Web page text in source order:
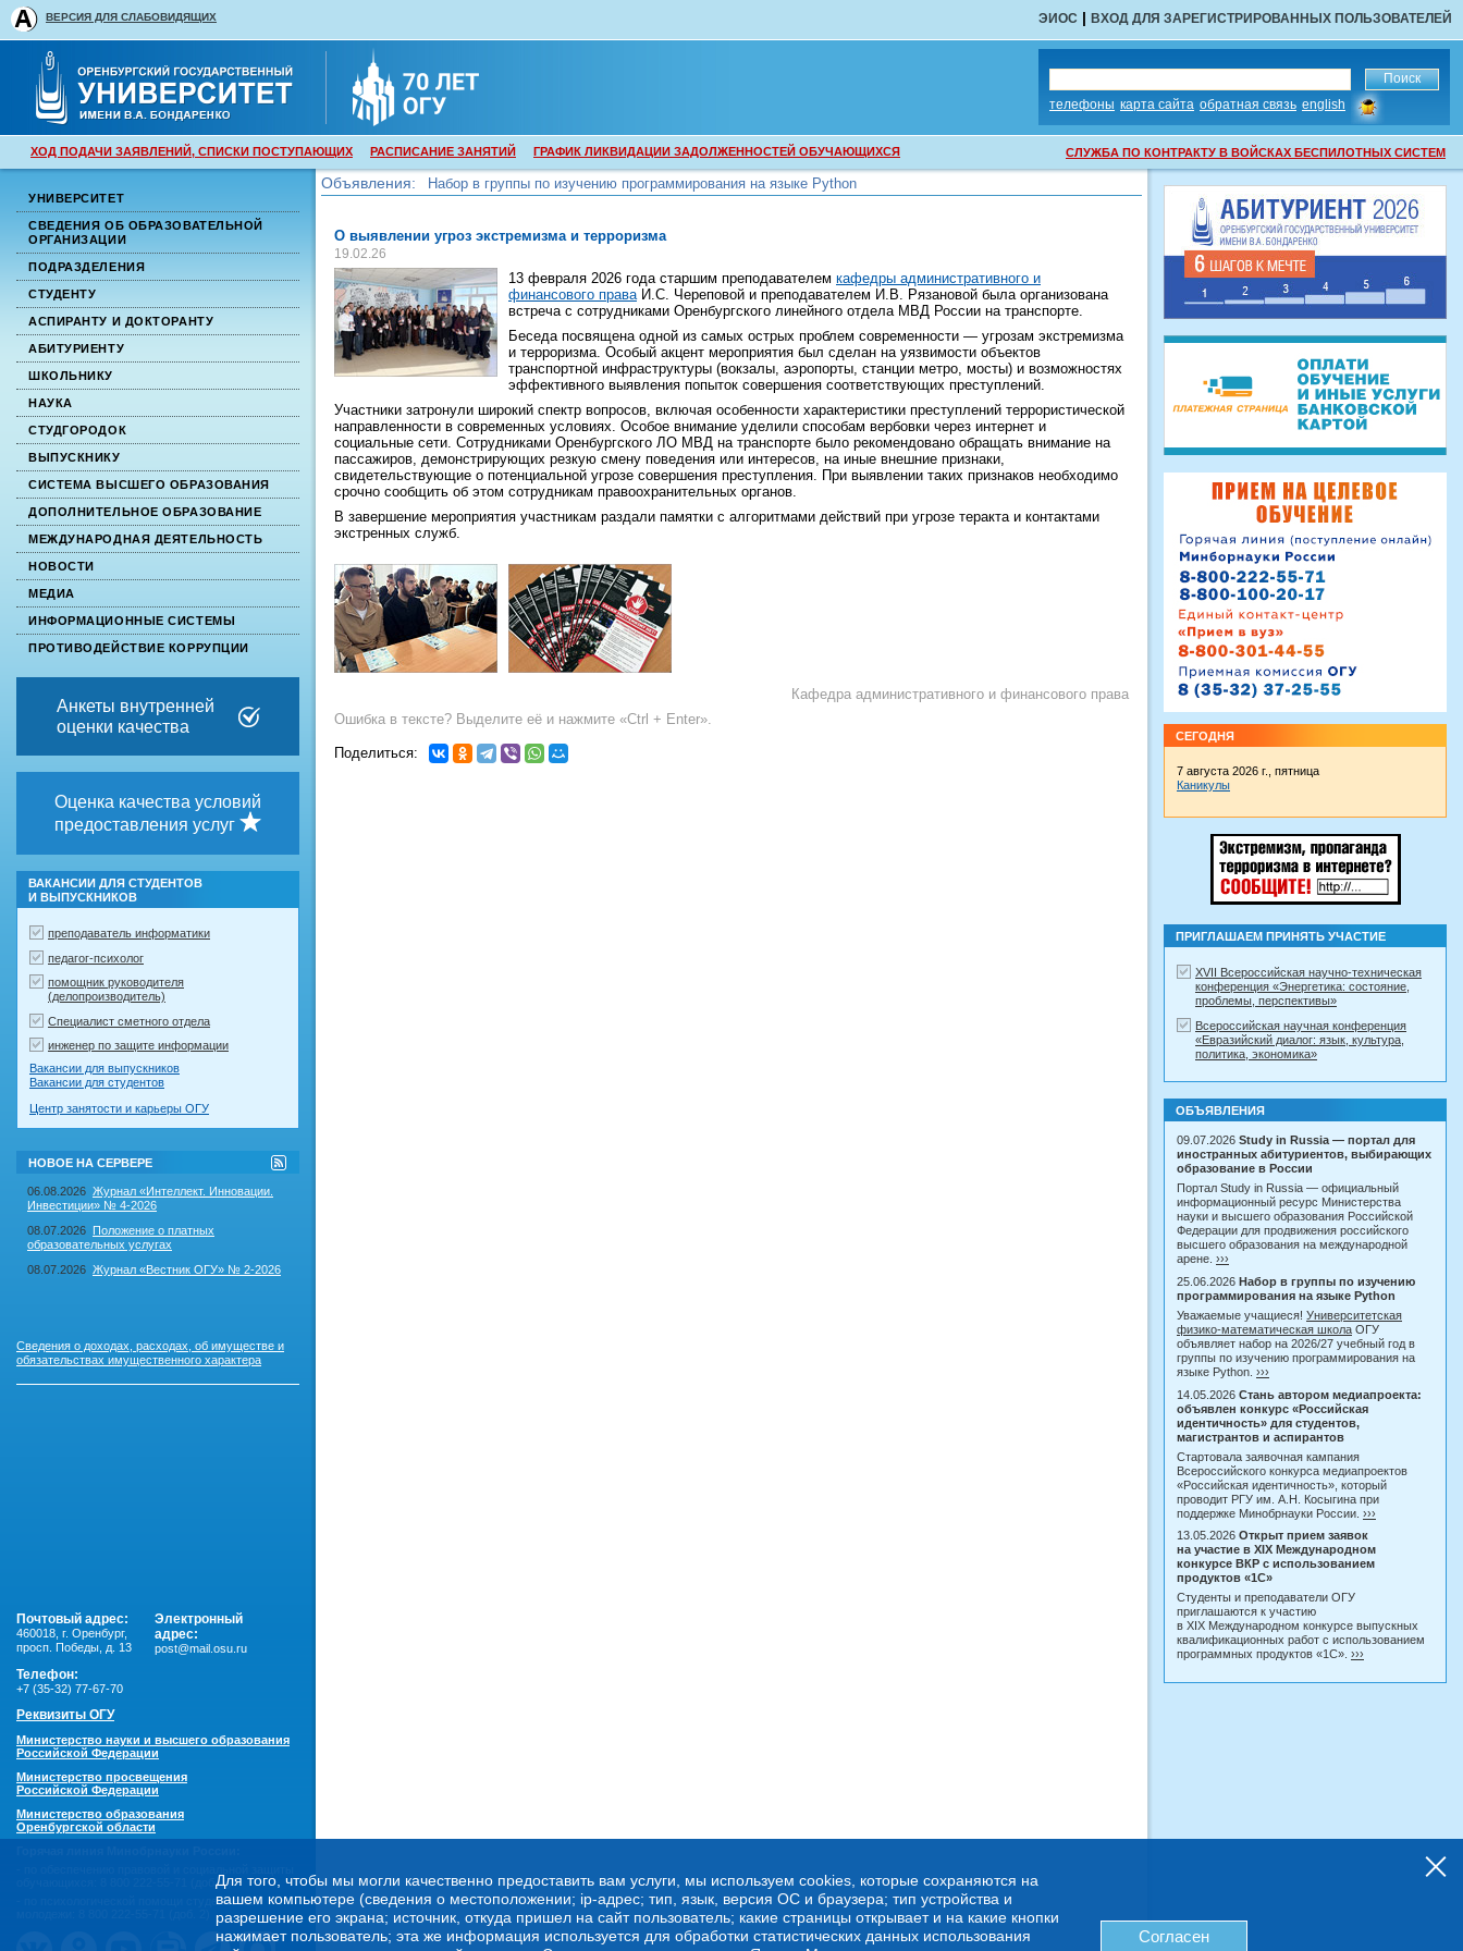
ЭИОС | ВХОД ДЛЯ ЗАРЕГИСТРИРОВАННЫХ ПОЛЬЗОВАТЕЛЕЙ
ВЕРСИЯ ДЛЯ СЛАБОВИДЯЩИХ
телефоны карта сайта обратная связь english
сообщить
об
ошибке
СЛУЖБА ПО КОНТРАКТУ В ВОЙСКАХ БЕСПИЛОТНЫХ СИСТЕМ
ХОД ПОДАЧИ ЗАЯВЛЕНИЙ, СПИСКИ ПОСТУПАЮЩИХ РАСПИСАНИЕ ЗАНЯТИЙ ГРАФИК ЛИКВИДАЦИИ ЗАДОЛЖЕННОСТЕЙ ОБУЧАЮЩИХСЯ
УНИВЕРСИТЕТ
СВЕДЕНИЯ ОБ ОБРАЗОВАТЕЛЬНОЙ
ОРГАНИЗАЦИИ
ПОДРАЗДЕЛЕНИЯ
СТУДЕНТУ
АСПИРАНТУ И ДОКТОРАНТУ
АБИТУРИЕНТУ
ШКОЛЬНИКУ
НАУКА
СТУДГОРОДОК
ВЫПУСКНИКУ
СИСТЕМА ВЫСШЕГО ОБРАЗОВАНИЯ
ДОПОЛНИТЕЛЬНОЕ ОБРАЗОВАНИЕ
МЕЖДУНАРОДНАЯ ДЕЯТЕЛЬНОСТЬ
НОВОСТИ
МЕДИА
ИНФОРМАЦИОННЫЕ СИСТЕМЫ
ПРОТИВОДЕЙСТВИЕ КОРРУПЦИИ
Анкеты внутренней
оценки качества
Оценка качества условий
предоставления услуг
ВАКАНСИИ ДЛЯ СТУДЕНТОВ
И ВЫПУСКНИКОВ
преподаватель информатики
педагог-психолог
помощник руководителя
(делопроизводитель)
Специалист сметного отдела
инженер по защите информации
Вакансии для выпускников
Вакансии для студентов
Центр занятости и карьеры ОГУ
НОВОЕ НА СЕРВЕРЕ
RSS-
лента
на
06.08.2026 Журнал «Интеллект. Инновации.
Инвестиции» № 4-2026
08.07.2026 Положение о платных
образовательных услугах
08.07.2026 Журнал «Вестник ОГУ» № 2-2026
Объявления:
Набор в группы по изучению программирования на языке Python
О выявлении угроз экстремизма и терроризма
19.02.26
13 февраля 2026 года старшим преподавателем кафедры административного и
финансового права И.С. Череповой и преподавателем И.В. Рязановой была организована
встреча с сотрудниками Оренбургского линейного отдела МВД России на транспорте.
Беседа посвящена одной из самых острых проблем современности — угрозам экстремизма
и терроризма. Особый акцент мероприятия был сделан на уязвимости объектов
транспортной инфраструктуры (вокзалы, аэропорты, станции метро, мосты) и возможностях
эффективного выявления попыток совершения соответствующих преступлений.
Участники затронули широкий спектр вопросов, включая особенности характеристики преступлений террористической
направленности в современных условиях. Особое внимание уделили способам вербовки через интернет и
социальные сети. Сотрудниками Оренбургского ЛО МВД на транспорте было рекомендовано обращать внимание на
пассажиров, демонстрирующих резкую смену поведения или интересов, на иные внешние признаки,
свидетельствующие о потенциальной угрозе совершения преступления. При выявлении таких признаков необходимо
срочно сообщить об этом сотрудникам правоохранительных органов.
В завершение мероприятия участникам раздали памятки с алгоритмами действий при угрозе теракта и контактами
экстренных служб.
Кафедра административного и финансового права
Ошибка в тексте? Выделите её и нажмите «Ctrl + Enter».
Поделиться:
Для того, чтобы мы могли качественно предоставить вам услуги, мы используем cookies, которые сохраняются на
вашем компьютере (сведения о местоположении; ip-адрес; тип, язык, версия ОС и браузера; тип устройства и
разрешение его экрана; источник, откуда пришел на сайт пользователь; какие страницы открывает и на какие кнопки
нажимает пользователь; эта же информация используется для обработки статистических данных использования
Согласен
СЕГОДНЯ
7 августа 2026 г., пятница
Каникулы
ПРИГЛАШАЕМ ПРИНЯТЬ УЧАСТИЕ
XVII Всероссийская научно-техническая
конференция «Энергетика: состояние,
проблемы, перспективы»
Всероссийская научная конференция
«Евразийский диалог: язык, культура,
политика, экономика»
ОБЪЯВЛЕНИЯ
09.07.2026 Study in Russia — портал для
иностранных абитуриентов, выбирающих
образование в России
Портал Study in Russia — официальный
информационный ресурс Министерства
науки и высшего образования Российской
Федерации для продвижения российского
высшего образования на международной
арене. ›››
25.06.2026 Набор в группы по изучению
программирования на языке Python
Уважаемые учащиеся! Университетская
физико-математическая школа ОГУ
объявляет набор на 2026/27 учебный год в
группы по изучению программирования на
языке Python. ›››
14.05.2026 Стань автором медиапроекта:
объявлен конкурс «Российская
идентичность» для студентов,
магистрантов и аспирантов
Стартовала заявочная кампания
Всероссийского конкурса медиапроектов
«Российская идентичность», который
проводит РГУ им. А.Н. Косыгина при
поддержке Минобрнауки России. ›››
13.05.2026 Открыт прием заявок
на участие в XIX Международном
конкурсе ВКР с использованием
продуктов «1С»
Студенты и преподаватели ОГУ
приглашаются к участию
в XIX Международном конкурсе выпускных
квалификационных работ с использованием
программных продуктов «1С». ›››
Сведения о доходах, расходах, об имуществе и
обязательствах имущественного характера
Почтовый адрес:
460018 г. Оренбург,
просп. Победы, д. 13
Электронный
адрес:
post@mail.osu.ru
Телефон:
+7 (35-32) 77-67-70
Реквизиты ОГУ
Министерство науки и высшего образования
Российской Федерации
Министерство просвещения
Российской Федерации
Министерство образования
Оренбургской области
8 800 222-55-71 (доб. 1)
- по психологической помощи студенческой